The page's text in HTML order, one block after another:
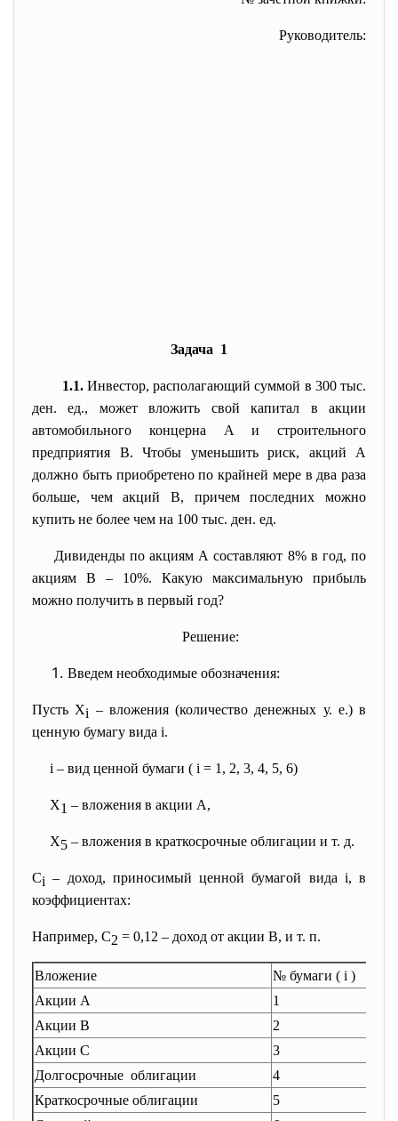
Руководитель:
Задача 1
1.1.Инвестор, располагающий суммой в 300 тыс.
ден. ед., может вложить свой капитал в акции
автомобильного концерна А и строительного
предприятия В. Чтобы уменьшить риск, акций А
должно быть приобретено по крайней мере в два раза
больше, чем акций В, причем последних можно
купить не более чем на 100 тыс. ден. ед.
Дивиденды по акциям А составляют 8% в год, по
акциям В – 10%. Какую максимальную прибыль
можно получить в первый год?
Решение:
Введем необходимые обозначения:
Пусть Xi – вложения (количество денежных у. е.) в
ценную бумагу вида i.
i – вид ценной бумаги ( i = 1, 2, 3, 4, 5, 6)
Х1 – вложения в акции А,
Х5 – вложения в краткосрочные облигации и т. д.
Ci – доход, приносимый ценной бумагой вида i, в
коэффициентах:
Например, С2 = 0,12 – доход от акции В, и т. п.
Вложение № бумаги ( i )
Акции А
1
Акции В
2
Акции С
3
Долгосрочные облигации
4
Краткосрочные облигации
5